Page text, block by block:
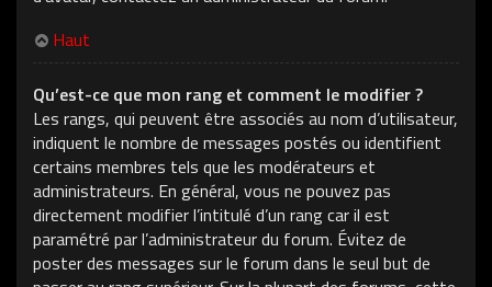
Haut
Qu’est-ce que mon rang et comment le modifier ?
Les rangs, qui peuvent être associés au nom d’utilisateur,
indiquent le nombre de messages postés ou identifient
certains membres tels que les modérateurs et
administrateurs. En général, vous ne pouvez pas
directement modifier l’intitulé d’un rang car il est
paramétré par l’administrateur du forum. Évitez de
poster des messages sur le forum dans le seul but de